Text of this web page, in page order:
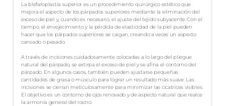
La blefaroplastia superior es un procedimiento quirúrgico estético que
mejora el aspecto de los párpados superiores mediante la eliminación del
exceso de piel y, cuando es necesario, el ajuste del tejido subyacente. Con el
tiempo, el envejecimiento y la pérdida de elasticidad de la piel pueden
hacer que los párpados superiores se caigan, creando a veces un aspecto
cansado o pesado.
A través de incisiones cuidadosamente colocadas a lo largo del pliegue
natural del párpado, se extirpa el exceso de piel y se afina el contorno del
párpado. En algunos casos, también pueden ajustarse pequeñas
cantidades de grasa o músculo para lograr un resultado más suave. Las
incisiones se cierran meticulosamente para minimizar las cicatrices visibles.
El objetivo es un contorno de ojos renovado y de aspecto natural que realce
la armonía general del rostro.